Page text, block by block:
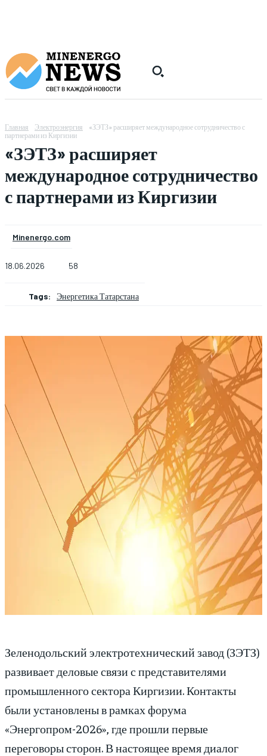
Главная Электроэнергия
«ЗЭТЗ» расширяет международное сотрудничество с
партнерами из Киргизии
«ЗЭТЗ» расширяет
международное сотрудничество
с партнерами из Киргизии
Minenergo.com
18.06.2026 58
Tags: Энергетика Татарстана
Зеленодольский электротехнический завод (ЗЭТЗ)
развивает деловые связи с представителями
промышленного сектора Киргизии. Контакты
были установлены в рамках форума
«Энергопром-2026», где прошли первые
переговоры сторон. В настоящее время диалог